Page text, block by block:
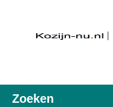
Zoeken